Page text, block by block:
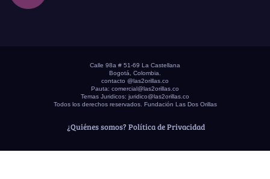
Calle 98a # 51-69 La Castellana
Bogotá, Colombia.
contacto @las2orillas.co
Pauta: comercial@las2orillas.co
Temas Juridicos: juridico@las2orillas.co
Todos los derechos reservados. Fundación Las Dos Orillas
¿Quiénes somos? Política de Privacidad